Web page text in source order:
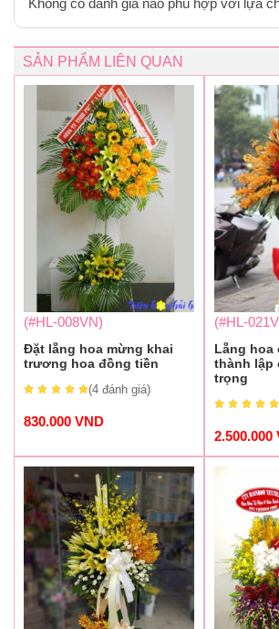
SẢN PHẨM LIÊN QUAN
(#HL-008VN)
Đặt lẵng hoa mừng khai
trương hoa đồng tiền
(4 đánh giá)
830.000 VND
(#HL-
Lẵng hoa
thành lập
trọng
2.500.000